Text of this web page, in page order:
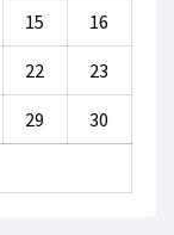
15 16
22 23
29 30